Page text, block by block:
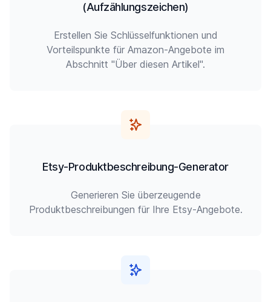
(Aufzählungszeichen)
Erstellen Sie Schlüsselfunktionen und
Vorteilspunkte für Amazon-Angebote im
Abschnitt "Über diesen Artikel".
Etsy-Produktbeschreibung-Generator
Generieren Sie überzeugende
Produktbeschreibungen für Ihre Etsy-Angebote.